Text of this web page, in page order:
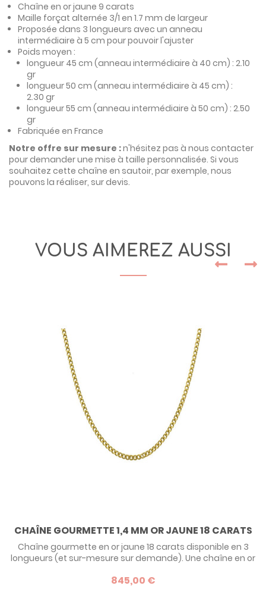
Chaîne en or jaune 9 carats
Maille forçat alternée 3/1 en 1.7 mm de largeur
Proposée dans 3 longueurs avec un anneau
intermédiaire à 5 cm pour pouvoir l'ajuster
Poids moyen :
longueur 45 cm (anneau intermédiaire à 40 cm) : 2.10
gr
longueur 50 cm (anneau intermédiaire à 45 cm) :
2.30 gr
longueur 55 cm (anneau intermédiaire à 50 cm) : 2.50
gr
Fabriquée en France
Notre offre sur mesure :n'hésitez pas à nous contacter
pour demander une mise à taille personnalisée. Si vous
souhaitez cette chaîne en sautoir, par exemple, nous
pouvons la réaliser, sur devis.
VOUS AIMEREZ AUSSI
CHAÎNE GOURMETTE 1,4 MM OR JAUNE 18 CARATS
Chaîne gourmette en or jaune 18 carats disponible en 3
longueurs (et sur-mesure sur demande). Une chaîne en or
845,00 €